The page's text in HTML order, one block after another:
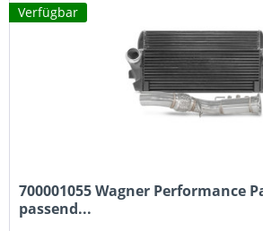
Verfügbar
700001055 Wagner Performance
passend...